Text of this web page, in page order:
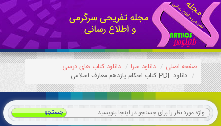
صفحه اصلی دانلود سرا
دانلود کتاب های درسی
دانلود PDF کتاب احکام یازدهم معارف اسلامی